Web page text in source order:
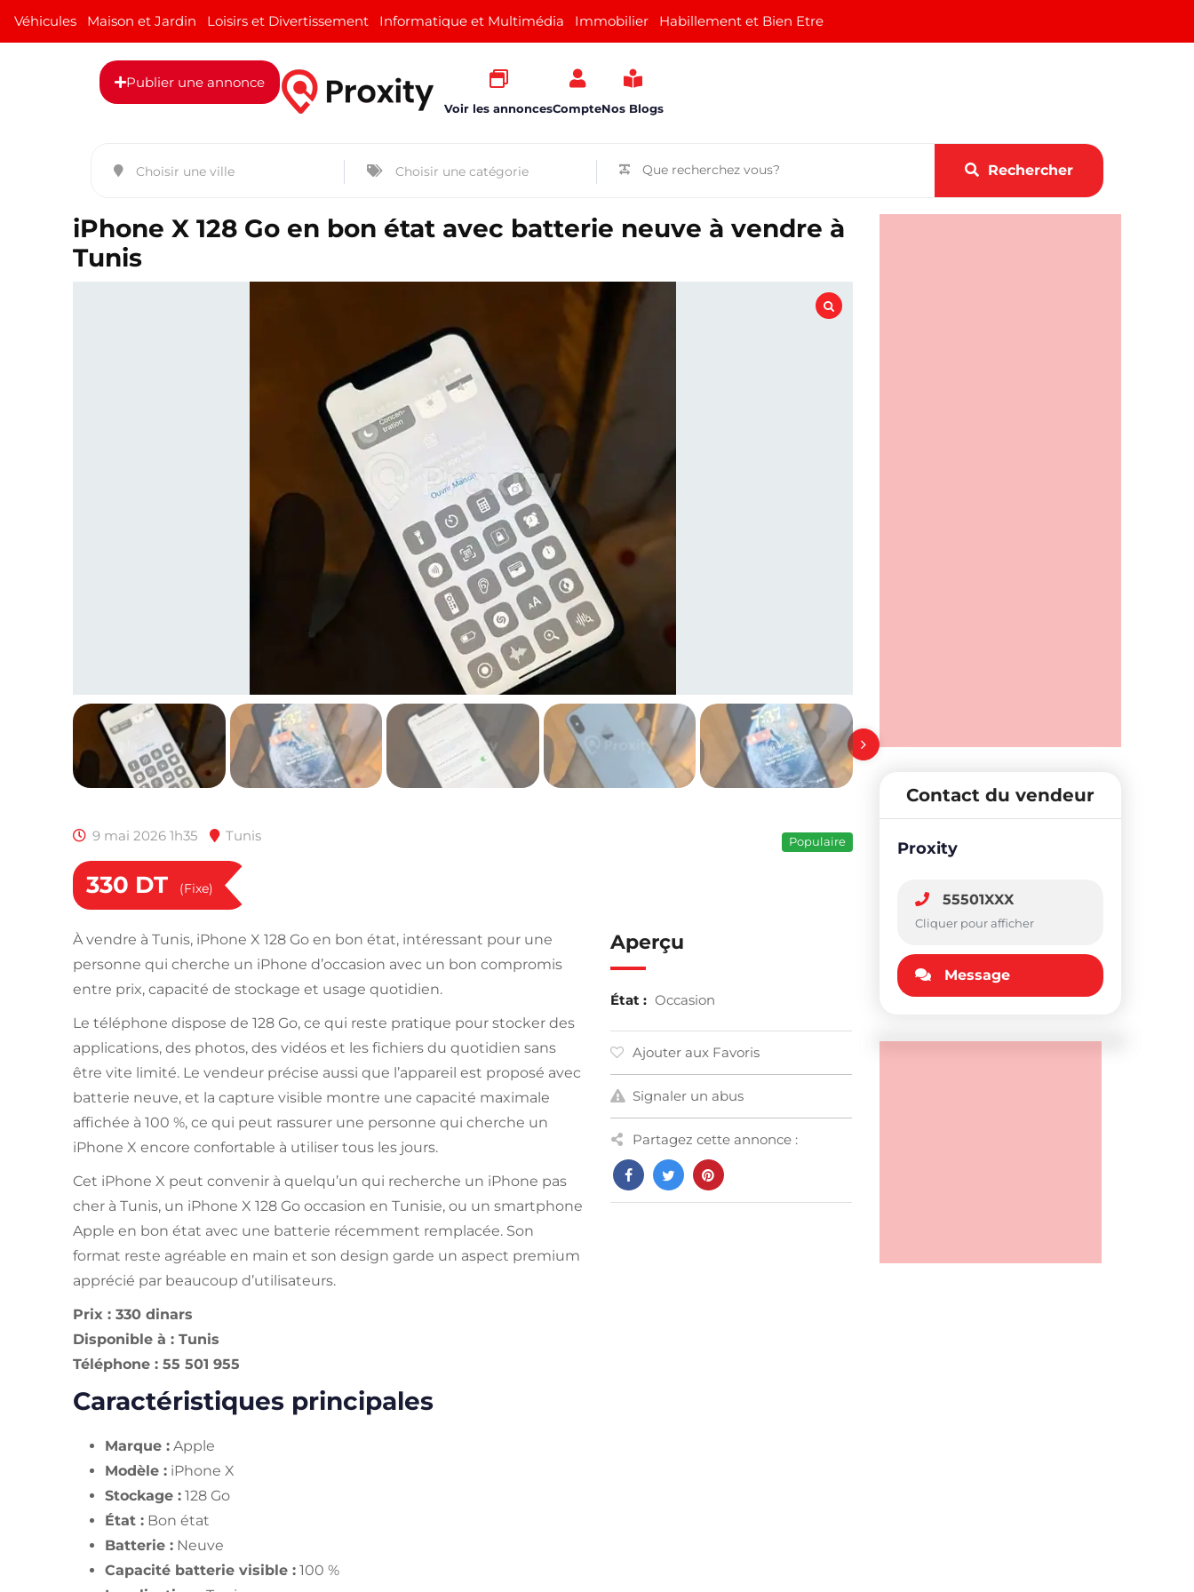
Véhicules Maison et Jardin Loisirs et Divertissement Informatique et Multimédia Immobilier Habillement et Bien Etre
Publier une annonce
Voir les annoncesCompteNos Blogs
Rechercher
iPhone X 128 Go en bon état avec batterie neuve à vendre à
Tunis
9 mai 2026 1h35 Tunis Populaire
330 DT (Fixe)
À vendre à Tunis, iPhone X 128 Go en bon état, intéressant pour une
personne qui cherche un iPhone d’occasion avec un bon compromis
entre prix, capacité de stockage et usage quotidien.
Le téléphone dispose de 128 Go, ce qui reste pratique pour stocker des
applications, des photos, des vidéos et les fichiers du quotidien sans
être vite limité. Le vendeur précise aussi que l’appareil est proposé avec
batterie neuve, et la capture visible montre une capacité maximale
affichée à 100 %, ce qui peut rassurer une personne qui cherche un
iPhone X encore confortable à utiliser tous les jours.
Cet iPhone X peut convenir à quelqu’un qui recherche un iPhone pas
cher à Tunis, un iPhone X 128 Go occasion en Tunisie, ou un smartphone
Apple en bon état avec une batterie récemment remplacée. Son
format reste agréable en main et son design garde un aspect premium
apprécié par beaucoup d’utilisateurs.
Prix : 330 dinars
Disponible à : Tunis
Téléphone : 55 501 955
Caractéristiques principales
Marque : Apple
Modèle : iPhone X
Stockage : 128 Go
État : Bon état
Batterie : Neuve
Capacité batterie visible : 100 %
Aperçu
État : Occasion
Ajouter aux Favoris
Signaler un abus
Partagez cette annonce :
Contact du vendeur
Proxity
55501XXX
Cliquer pour afficher
Message